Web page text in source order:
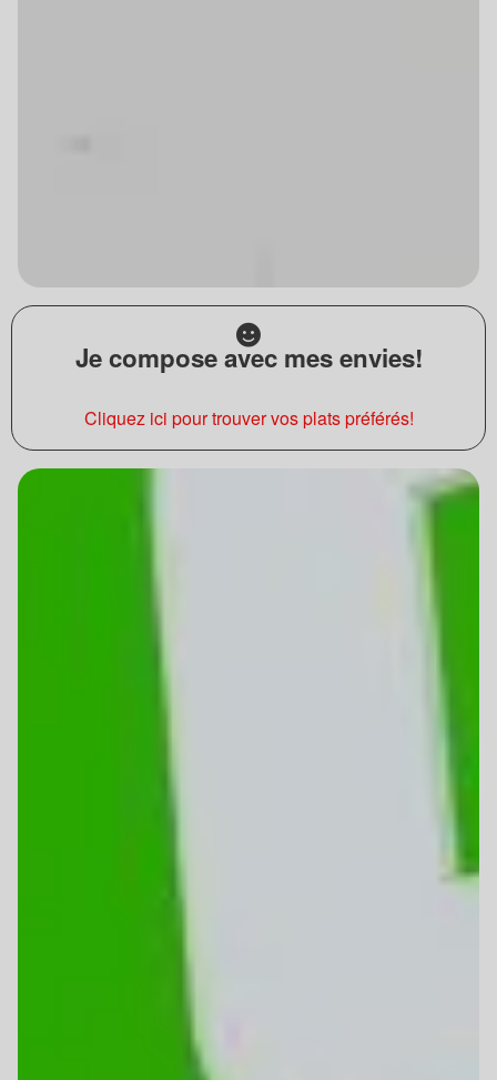
Je compose avec mes envies!
Cliquez ici pour trouver vos plats préférés!